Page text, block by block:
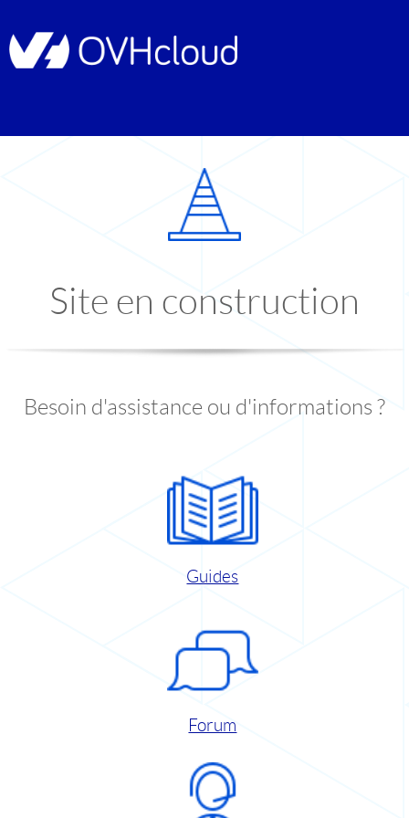
Site en construction
Besoin d'assistance ou d'informations ?
Guides
Forum